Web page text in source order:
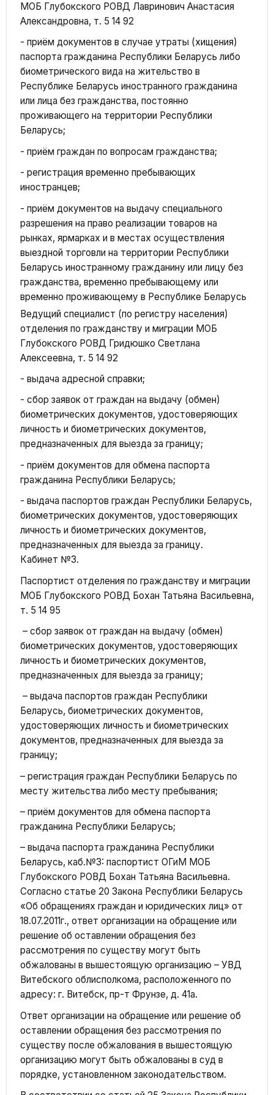
МОБ Глубокского РОВД Лавринович Анастасия
Александровна, т. 5 14 92
- приём документов в случае утраты (хищения)
паспорта гражданина Республики Беларусь либо
биометрического вида на жительство в
Республике Беларусь иностранного гражданина
или лица без гражданства, постоянно
проживающего на территории Республики
Беларусь;
- приём граждан по вопросам гражданства;
- регистрация временно пребывающих
иностранцев;
- приём документов на выдачу специального
разрешения на право реализации товаров на
рынках, ярмарках и в местах осуществления
выездной торговли на территории Республики
Беларусь иностранному гражданину или лицу без
гражданства, временно пребывающему или
временно проживающему в Республике Беларусь
Ведущий специалист (по регистру населения)
отделения по гражданству и миграции МОБ
Глубокского РОВД Гридюшко Светлана
Алексеевна, т. 5 14 92
- выдача адресной справки;
- сбор заявок от граждан на выдачу (обмен)
биометрических документов, удостоверяющих
личность и биометрических документов,
предназначенных для выезда за границу;
- приём документов для обмена паспорта
гражданина Республики Беларусь;
- выдача паспортов граждан Республики Беларусь,
биометрических документов, удостоверяющих
личность и биометрических документов,
предназначенных для выезда за границу.
Кабинет №3.
Паспортист отделения по гражданству и миграции
МОБ Глубокского РОВД Бохан Татьяна Васильевна,
т. 5 14 95
– сбор заявок от граждан на выдачу (обмен)
биометрических документов, удостоверяющих
личность и биометрических документов,
предназначенных для выезда за границу;
– выдача паспортов граждан Республики
Беларусь, биометрических документов,
удостоверяющих личность и биометрических
документов, предназначенных для выезда за
границу;
– регистрация граждан Республики Беларусь по
месту жительства либо месту пребывания;
– приём документов для обмена паспорта
гражданина Республики Беларусь;
– выдача паспорта гражданина Республики
Беларусь, каб.№3: паспортист ОГиМ МОБ
Глубокского РОВД Бохан Татьяна Васильевна.
Согласно статье 20 Закона Республики Беларусь
«Об обращениях граждан и юридических лиц» от
18.07.2011г., ответ организации на обращение или
решение об оставлении обращения без
рассмотрения по существу могут быть
обжалованы в вышестоящую организацию – УВД
Витебского облисполкома, расположенного по
адресу: г. Витебск, пр-т Фрунзе, д. 41а.
Ответ организации на обращение или решение об
оставлении обращения без рассмотрения по
существу после обжалования в вышестоящую
организацию могут быть обжалованы в суд в
порядке, установленном законодательством.